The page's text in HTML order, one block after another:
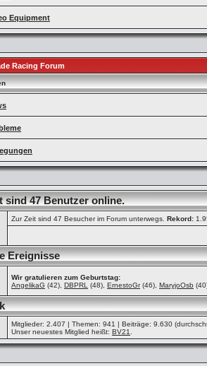
Equipment
Racing Forum
sind 47 Benutzer online.
Zur Zeit sind 47 Besucher im Forum unterwegs. Rekord:
Ereignisse
Wir gratulieren zum Geburtstag:
AngelikaG (42), DBPRL (48), ErnestoGr(46), MaryjoOsb
Mitglieder: 2.407 | Themen: 941 | Beiträge: 9.630
Unser neuestes Mitglied heißt: BV21